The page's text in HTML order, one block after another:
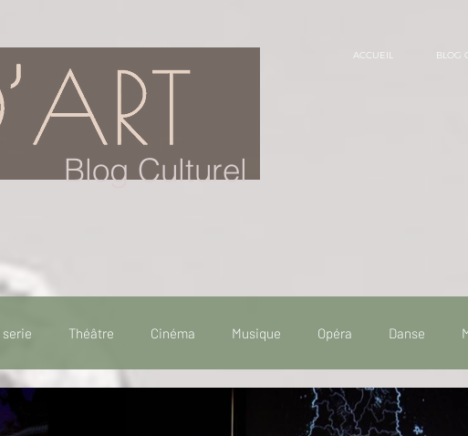
Blog Culturel
ACCUEIL BLOG
serie Théâtre Cinéma Musique Opéra Danse
Idées Sorties Fooding - Restaurant Burlesque